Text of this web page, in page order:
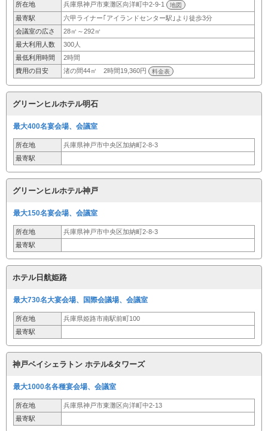
所在地
兵庫県神戸市東灘区向洋町中2-9-1 地図
最寄駅
六甲ライナー｢アイランドセンター駅｣より徒歩3分
会議室の広さ
28㎡～292㎡
最大利用人数
300人
最低利用時間
2時間
費用の目安
渚の間44㎡ 2時間19,360円 料金表
グリーンヒルホテル明石
最大400名宴会場、会議室
所在地
兵庫県神戸市中央区加納町2-8-3
最寄駅
グリーンヒルホテル神戸
最大150名宴会場、会議室
所在地
兵庫県神戸市中央区加納町2-8-3
最寄駅
ホテル日航姫路
最大730名大宴会場、国際会議場、会議室
所在地
兵庫県姫路市南駅前町100
最寄駅
神戸ベイシェラトン ホテル&タワーズ
最大1000名各種宴会場、会議室
所在地
兵庫県神戸市東灘区向洋町中2-13
最寄駅